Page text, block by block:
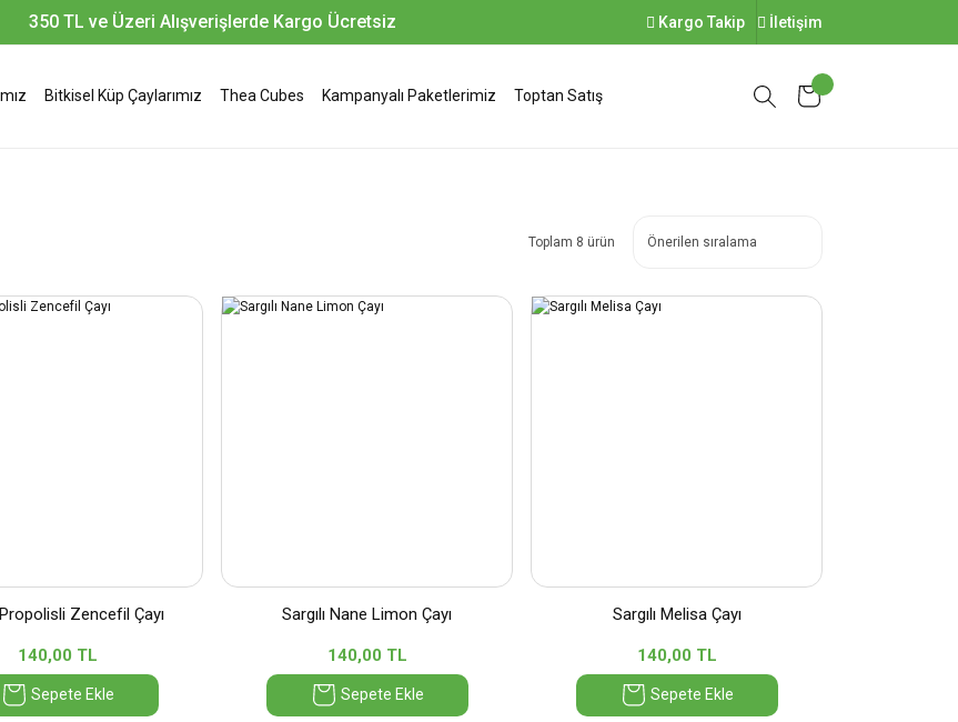
350 TL ve Üzeri Alışverişlerde Kargo Ücretsiz Kargo Takip İletişim
Bitkisel Küp Çaylarımız Thea Cubes Kampanyalı Paketlerimiz Toptan Satış
Toplam 8 ürün
Propolisli Zencefil Çayı
140,00 TL
Sepete Ekle
Sargılı Nane Limon Çayı
140,00 TL
Sepete Ekle
Sargılı Melisa Çayı
140,00 TL
Sepete Ekle